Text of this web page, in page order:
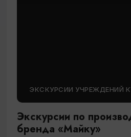
ЭКСКУРСИИ УЧРЕЖДЕНИЙ
Экскурсии по
бренда «Майку»